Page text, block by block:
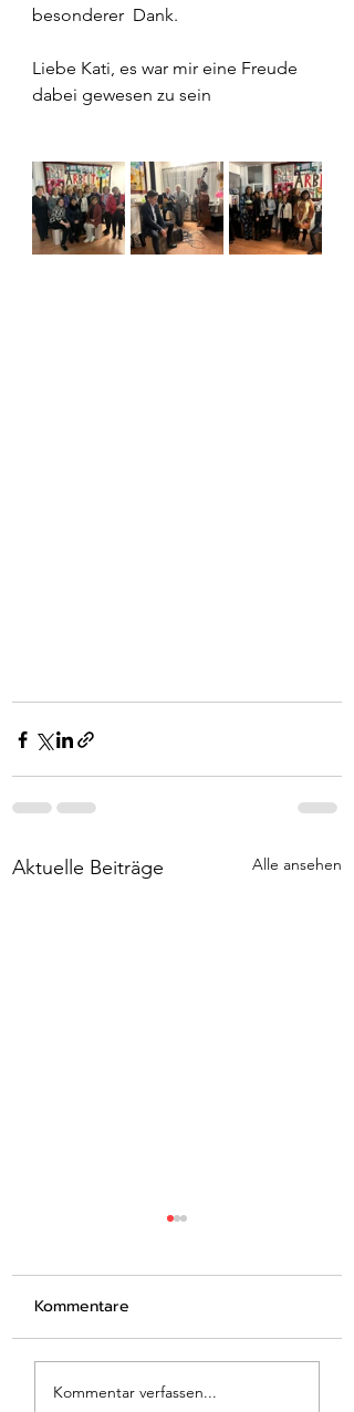
besonderer  Dank.
Liebe Kati, es war mir eine Freude
dabei gewesen zu sein
Aktuelle Beiträge Alle ansehen
Der Verein
Kommentare
Kommentar verfassen...